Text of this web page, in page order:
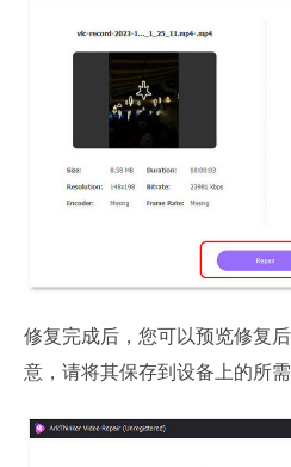
修复完成后，您可以预览修复
意，请将其保存到设备上的所需